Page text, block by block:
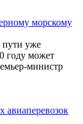
морскому
пути уже
году может
министр
авиаперевозок